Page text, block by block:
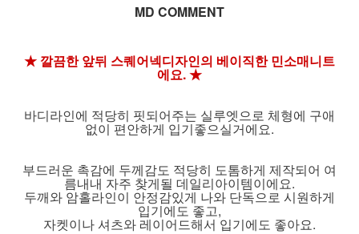
MD COMMENT
★ 깔끔한 앞뒤 스퀘어넥디자인의 베이직한 민소매니트
에요. ★
바디라인에 적당히 핏되어주는 실루엣으로 체형에 구애
없이 편안하게 입기좋으실거에요.
부드러운 촉감에 두께감도 적당히 도톰하게 제작되어 여
름내내 자주 찾게될 데일리아이템이에요.
두깨와 암홀라인이 안정감있게 나와 단독으로 시원하게
입기에도 좋고,
자켓이나 셔츠와 레이어드해서 입기에도 좋아요.